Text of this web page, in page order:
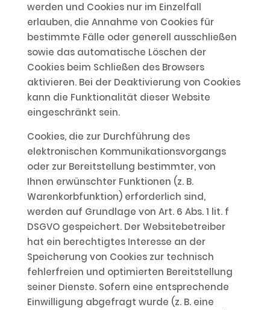
werden und Cookies nur im Einzelfall
erlauben, die Annahme von Cookies für
bestimmte Fälle oder generell ausschließen
sowie das automatische Löschen der
Cookies beim Schließen des Browsers
aktivieren. Bei der Deaktivierung von Cookies
kann die Funktionalität dieser Website
eingeschränkt sein.
Cookies, die zur Durchführung des
elektronischen Kommunikationsvorgangs
oder zur Bereitstellung bestimmter, von
Ihnen erwünschter Funktionen (z. B.
Warenkorbfunktion) erforderlich sind,
werden auf Grundlage von Art. 6 Abs. 1 lit. f
DSGVO gespeichert. Der Websitebetreiber
hat ein berechtigtes Interesse an der
Speicherung von Cookies zur technisch
fehlerfreien und optimierten Bereitstellung
seiner Dienste. Sofern eine entsprechende
Einwilligung abgefragt wurde (z. B. eine